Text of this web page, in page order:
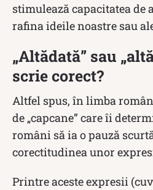
stimulează capacitatea de
rafina ideile noastre sau
„Altădată” sau
scrie corect?
Altfel spus, în limba
de „capcane” care îi
români să ia o pauză
corectitudinea unor
Printre aceste expresii